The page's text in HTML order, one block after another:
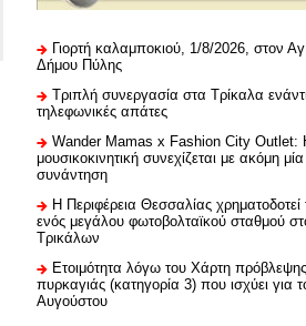
Γιορτή καλαμποκιού, 1/8/2026, στον
Δήμου Πύλης
Τριπλή συνεργασία στα Τρίκαλα
τηλεφωνικές απάτες
Wander Mamas x Fashion City Outlet:
μουσικοκινητική συνεχίζεται με ακόμη
συνάντηση
H Περιφέρεια Θεσσαλίας χρηματοδοτεί
ενός μεγάλου φωτοβολταϊκού σταθμού
Τρικάλων
Ετοιμότητα λόγω του Χάρτη
πυρκαγιάς (κατηγορία 3) που ισχύει για
Αυγούστου